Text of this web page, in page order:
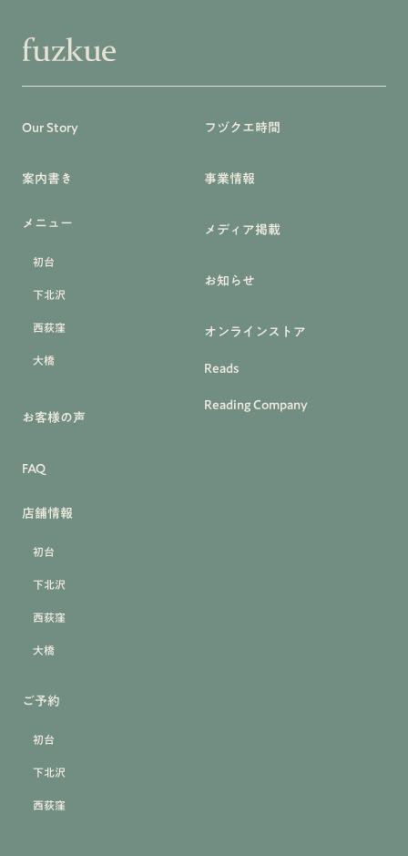
Our Story
案内書き
メニュー
初台
下北沢
西荻窪
大橋
お客様の声
FAQ
店舗情報
初台
下北沢
西荻窪
大橋
ご予約
初台
下北沢
西荻窪
フヅクエ時間
事業情報
メディア掲載
お知らせ
オンラインストア
Reads
Reading Company